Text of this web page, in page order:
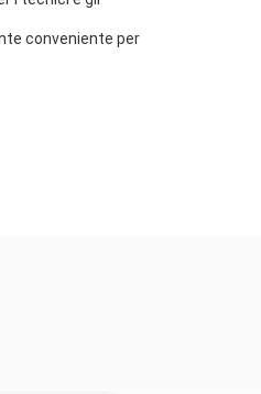
conveniente per